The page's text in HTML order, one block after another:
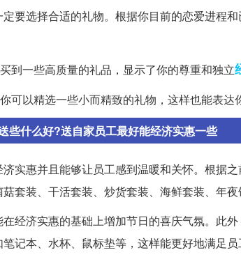
要选择合适的礼物。根据你目前的恋爱进程
到一些高质量的礼品，显示了你的尊重和独立
可以精选一些小而精致的礼物，这样也能表达
些什么好?送自家员工最好能经济实惠一些
实惠并且能够让员工感到温暖和关怀。根据
套装、干活套装、炒货套装、海鲜套装、年夜
经济实惠的基础上增加节日的喜庆气氛。此
记本、水杯、鼠标垫等，这样能更好地满足员